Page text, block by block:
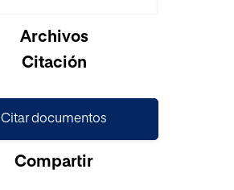
Archivos
Citación
Citar documentos
Compartir